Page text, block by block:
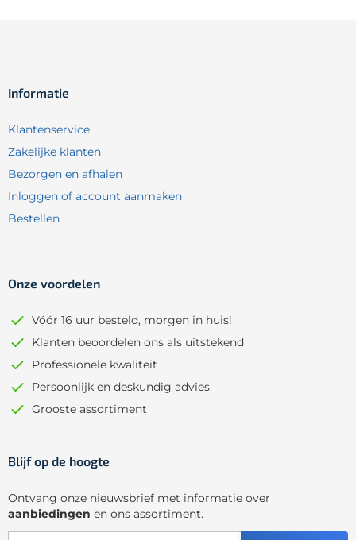
Informatie
Klantenservice
Zakelijke klanten
Bezorgen en afhalen
Inloggen of account aanmaken
Bestellen
Onze voordelen
Vóór 16 uur besteld, morgen in huis!
Klanten beoordelen ons als uitstekend
Professionele kwaliteit
Persoonlijk en deskundig advies
Grooste assortiment
Blijf op de hoogte
Ontvang onze nieuwsbrief met informatie over
aanbiedingen en ons assortiment.